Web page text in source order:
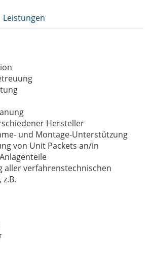
Leistungen
Hersteller
und Montage-Unterstützung
von Unit Packets an/in
aller verfahrenstechnischen